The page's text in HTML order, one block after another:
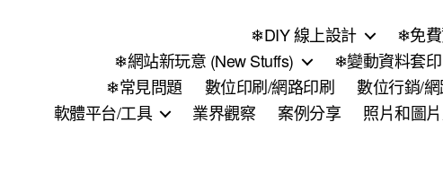
❄DIY 線上設計
❄免
❄網站新玩意 (New Stuffs)
❄變動資料套
❄常見問題
數位印刷/網路印刷
數位行銷/
軟體平台/工具
業界觀察 案例分享 照片和圖